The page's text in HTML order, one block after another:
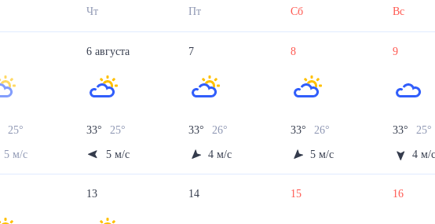
Чт Пт Сб Вс
25°
5 м/с
6 августа
33° 25°
5 м/с
7
33° 26
4 м/с
8
33° 26
5 м/с
9
33° 25°
4 м/с
13 14 15 16